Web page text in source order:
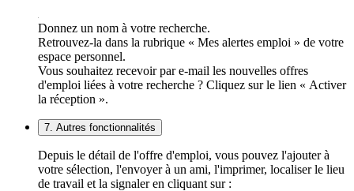
Donnez un nom à votre recherche.
Retrouvez-la dans la rubrique « Mes alertes emploi » de votre
espace personnel.
Vous souhaitez recevoir par e-mail les nouvelles offres
d'emploi liées à votre recherche ? Cliquez sur le lien « Activer
la réception ».
7. Autres fonctionnalités
Depuis le détail de l'offre d'emploi, vous pouvez l'ajouter à
votre sélection, l'envoyer à un ami, l'imprimer, localiser le lieu
de travail et la signaler en cliquant sur :